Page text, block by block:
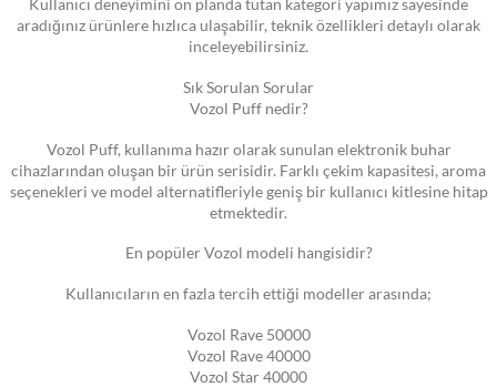
Kullanıcı deneyimini ön planda tutan kategori yapımız sayesinde
aradığınız ürünlere hızlıca ulaşabilir, teknik özellikleri detaylı olarak
inceleyebilirsiniz.
Sık Sorulan Sorular
Vozol Puff nedir?
Vozol Puff, kullanıma hazır olarak sunulan elektronik buhar
cihazlarından oluşan bir ürün serisidir. Farklı çekim kapasitesi, aroma
seçenekleri ve model alternatifleriyle geniş bir kullanıcı kitlesine hitap
etmektedir.
En popüler Vozol modeli hangisidir?
Kullanıcıların en fazla tercih ettiği modeller arasında;
Vozol Rave 50000
Vozol Rave 40000
Vozol Star 40000